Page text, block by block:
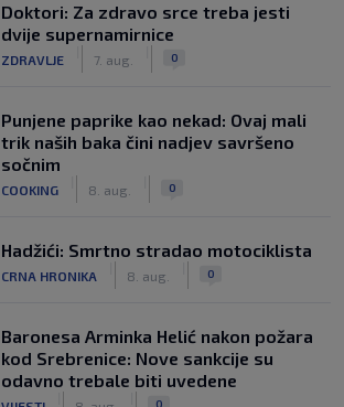
Doktori: Za zdravo srce treba jesti
dvije supernamirnice
ZDRAVLJE 7. aug. 0
Punjene paprike kao nekad: Ovaj mali
trik naših baka čini nadjev savršeno
sočnim
COOKING 8. aug. 0
Hadžići: Smrtno stradao motociklista
CRNA HRONIKA 8. aug. 0
Baronesa Arminka Helić nakon požara
kod Srebrenice: Nove sankcije su
odavno trebale biti uvedene
0